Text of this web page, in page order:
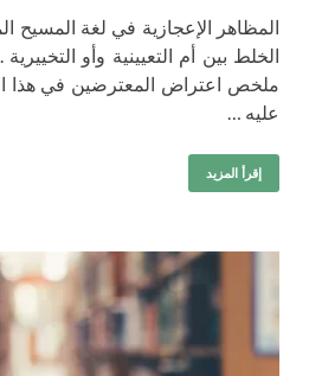
ملخص اعتراض المعترضين في هذا
عليه …
إقرأ المزيد